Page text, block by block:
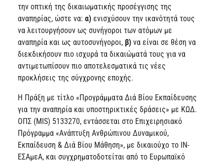
την οπτική της δικαιωματικής προσέγγισης της
αναπηρίας, ώστε να: α) ενισχύσουν την ικανότητά τους
να λειτουργήσουν ως συνήγοροι των ατόμων με
αναπηρία και ως αυτοσυνήγοροι, β) να είναι σε θέση να
διεκδικήσουν πιο ισχυρά τα δικαιώματά τους για να
αντιμετωπίσουν πιο αποτελεσματικά τις νέες
προκλήσεις της σύγχρονης εποχής.
Η Πράξη με τίτλο «Προγράμματα Διά Βίου Εκπαίδευσης
για την αναπηρία και υποστηρικτικές δράσεις» με ΚΩΔ.
ΟΠΣ (MIS) 5133270, εντάσσεται στο Επιχειρησιακό
Πρόγραμμα «Ανάπτυξη Ανθρώπινου Δυναμικού,
Εκπαίδευση & Διά Βίου Μάθηση», με δικαιούχο το ΙΝ-
ΕΣΑμεΑ, και συγχρηματοδοτείται από το Ευρωπαϊκό